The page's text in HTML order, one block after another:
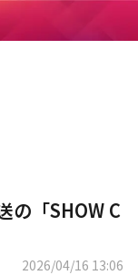
の「SHOW C
2026/04/16 13:06